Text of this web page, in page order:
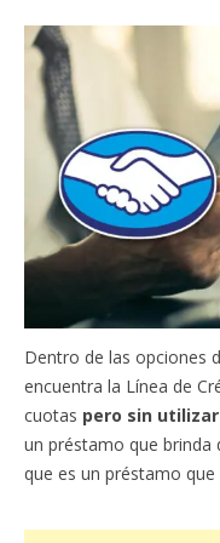
Dentro de las opciones
encuentra la Línea de
cuotas pero sin
un préstamo que brinda
que es un préstamo que